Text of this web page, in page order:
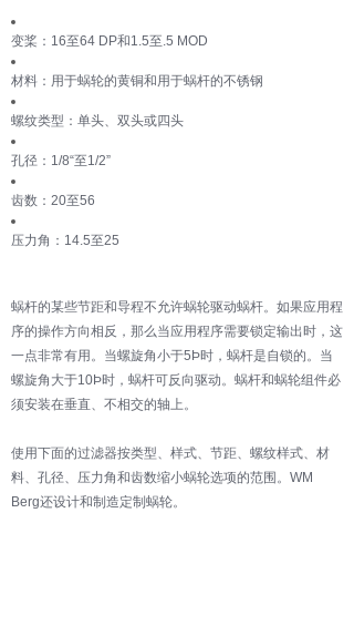
变桨：16至64 DP和1.5至.5 MOD
材料：用于蜗轮的黄铜和用于蜗杆的不锈钢
螺纹类型：单头、双头或四头
孔径：1/8“至1/2”
齿数：20至56
压力角：14.5至25
蜗杆的某些节距和导程不允许蜗轮驱动蜗杆。如果应用程
序的操作方向相反，那么当应用程序需要锁定输出时，这
一点非常有用。当螺旋角小于5Þ时，蜗杆是自锁的。当
螺旋角大于10Þ时，蜗杆可反向驱动。蜗杆和蜗轮组件必
须安装在垂直、不相交的轴上。
使用下面的过滤器按类型、样式、节距、螺纹样式、材
料、孔径、压力角和齿数缩小蜗轮选项的范围。WM
Berg还设计和制造定制蜗轮。